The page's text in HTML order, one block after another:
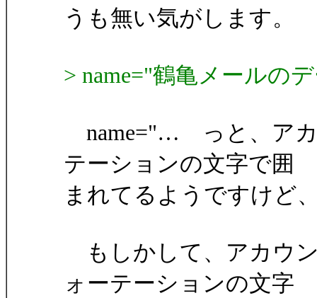
うも無い気がします。
> name="鶴亀メールの
name="… っと、アカ
テーションの文字で囲
まれてるようですけど
もしかして、アカウ
ォーテーションの文字